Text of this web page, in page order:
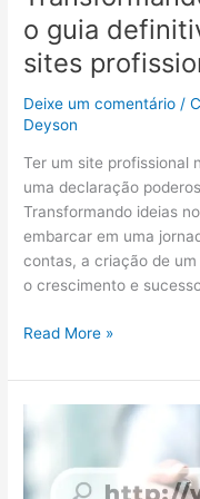
o guia
sites
Deixe um comentário /
Deyson
Ter um site profissional
uma declaração
Transformando ideias
embarcar em uma
contas, a criação de
o crescimento e
Read More »
Crucial
da